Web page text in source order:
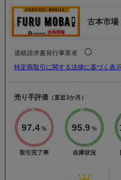
古本市
適格請求書発行事業者 〇
特定商取引に関する法律に基づく表
売り手評価 （直近3か月）
97.4 %
取引完了率
95.9 %
在庫状況